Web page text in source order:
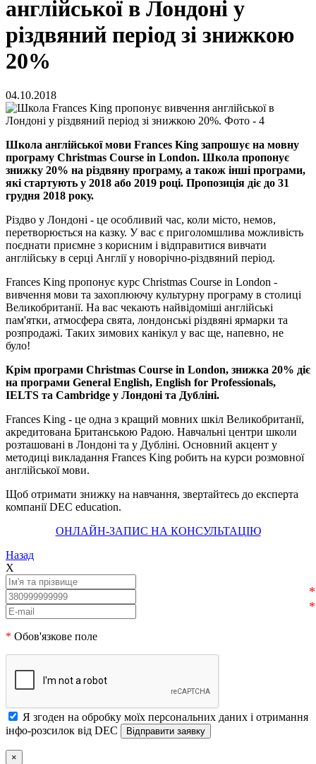
англійської в Лондоні у
різдвяний період зі знижкою
20%
04.10.2018
Школа англійської мови Frances King запрошує на мовну
програму Christmas Course in London. Школа пропонує
знижку 20% на різдвяну програму, а також інші програми,
які стартують у 2018 або 2019 році. Пропозиція діє до 31
грудня 2018 року.
Різдво у Лондоні - це особливий час, коли місто, немов,
перетворюється на казку. У вас є приголомшлива можливість
поєднати приємне з корисним і відправитися вивчати
англійську в серці Англії у новорічно-різдвяний період.
Frances King пропонує курс Christmas Course in London -
вивчення мови та захоплюючу культурну програму в столиці
Великобританії. На вас чекають найвідоміші англійські
пам'ятки, атмосфера свята, лондонські різдвяні ярмарки та
розпродажі. Таких зимових канікул у вас ще, напевно, не
було!
Крім програми Christmas Course in London, знижка 20% діє
на програми General English, English for Professionals,
IELTS та Cambridge у Лондоні та Дубліні.
Frances King - це одна з кращий мовних шкіл Великобританії,
акредитована Британською Радою. Навчальні центри школи
розташовані в Лондоні та у Дубліні. Основний акцент у
методиці викладання Frances King робить на курси розмовної
англійської мови.
Щоб отримати знижку на навчання, звертайтесь до експерта
компанії DEC education.
ОНЛАЙН-ЗАПИС НА КОНСУЛЬТАЦІЮ
Назад
X
* Обов'язкове поле
Я згоден на обробку моїх персональних даних і отримання
інфо-розсилок від DEC
×